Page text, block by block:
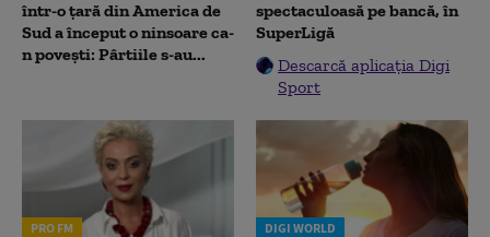
într-o țară din America de
Sud a început o ninsoare ca-
n povești: Pârtiile s-au...
spectaculoasă pe bancă, în
SuperLigă
Descarcă aplicația Digi
Sport
PRO FM DIGI WORLD